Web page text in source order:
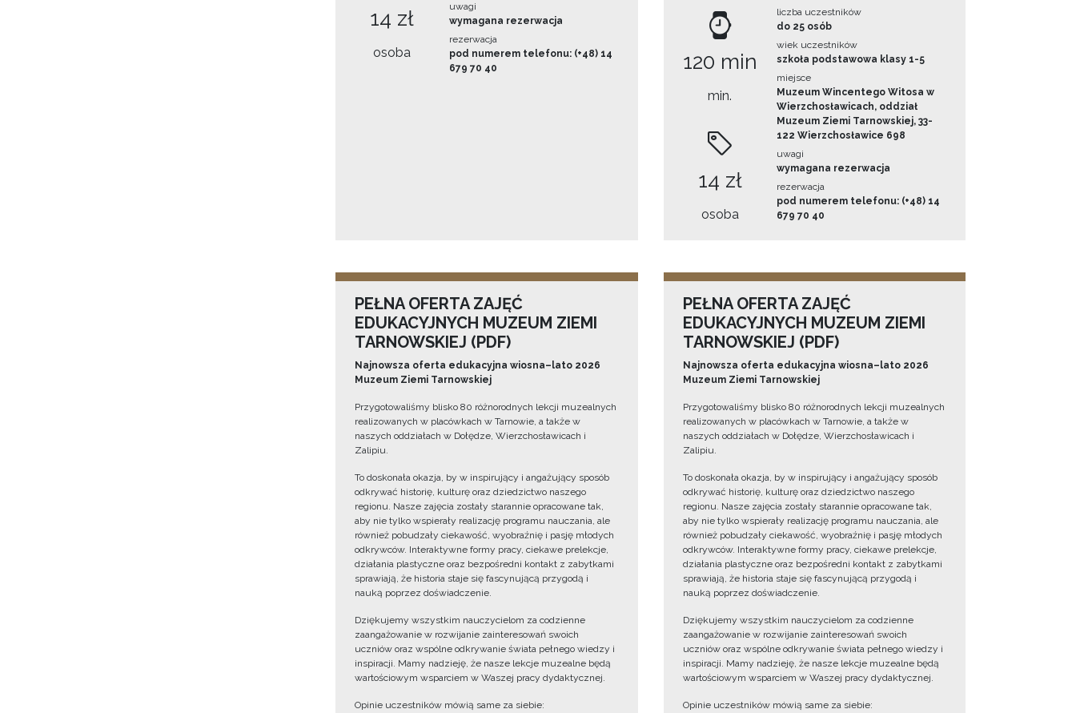
14 zł
osoba
uwagi
wymagana rezerwacja
rezerwacja
pod numerem telefonu: (+48) 14
679 70 40
120 min
min.
14 zł
osoba
liczba uczestników
do 25 osób
wiek uczestników
szkoła podstawowa klasy 1-5
miejsce
Muzeum Wincentego Witosa w
Wierzchosławicach, oddział
Muzeum Ziemi Tarnowskiej, 33-
122 Wierzchosławice 698
uwagi
wymagana rezerwacja
rezerwacja
pod numerem telefonu: (+48) 14
679 70 40
PEŁNA OFERTA ZAJĘĆ
EDUKACYJNYCH MUZEUM ZIEMI
TARNOWSKIEJ (PDF)
Najnowsza oferta edukacyjna wiosna–lato 2026
Muzeum Ziemi Tarnowskiej
Przygotowaliśmy blisko 80 różnorodnych lekcji muzealnych
realizowanych w placówkach w Tarnowie, a także w
naszych oddziałach w Dołędze, Wierzchosławicach i
Zalipiu.
To doskonała okazja, by w inspirujący i angażujący sposób
odkrywać historię, kulturę oraz dziedzictwo naszego
regionu. Nasze zajęcia zostały starannie opracowane tak,
aby nie tylko wspierały realizację programu nauczania, ale
również pobudzały ciekawość, wyobraźnię i pasję młodych
odkrywców. Interaktywne formy pracy, ciekawe prelekcje,
działania plastyczne oraz bezpośredni kontakt z zabytkami
sprawiają, że historia staje się fascynującą przygodą i
nauką poprzez doświadczenie.
Dziękujemy wszystkim nauczycielom za codzienne
zaangażowanie w rozwijanie zainteresowań swoich
uczniów oraz wspólne odkrywanie świata pełnego wiedzy i
inspiracji. Mamy nadzieję, że nasze lekcje muzealne będą
wartościowym wsparciem w Waszej pracy dydaktycznej.
Opinie uczestników mówią same za siebie:
PEŁNA OFERTA ZAJĘĆ
EDUKACYJNYCH MUZEUM ZIEMI
TARNOWSKIEJ (PDF)
Najnowsza oferta edukacyjna wiosna–lato 2026
Muzeum Ziemi Tarnowskiej
Przygotowaliśmy blisko 80 różnorodnych lekcji muzealnych
realizowanych w placówkach w Tarnowie, a także w
naszych oddziałach w Dołędze, Wierzchosławicach i
Zalipiu.
To doskonała okazja, by w inspirujący i angażujący sposób
odkrywać historię, kulturę oraz dziedzictwo naszego
regionu. Nasze zajęcia zostały starannie opracowane tak,
aby nie tylko wspierały realizację programu nauczania, ale
również pobudzały ciekawość, wyobraźnię i pasję młodych
odkrywców. Interaktywne formy pracy, ciekawe prelekcje,
działania plastyczne oraz bezpośredni kontakt z zabytkami
sprawiają, że historia staje się fascynującą przygodą i
nauką poprzez doświadczenie.
Dziękujemy wszystkim nauczycielom za codzienne
zaangażowanie w rozwijanie zainteresowań swoich
uczniów oraz wspólne odkrywanie świata pełnego wiedzy i
inspiracji. Mamy nadzieję, że nasze lekcje muzealne będą
wartościowym wsparciem w Waszej pracy dydaktycznej.
Opinie uczestników mówią same za siebie: